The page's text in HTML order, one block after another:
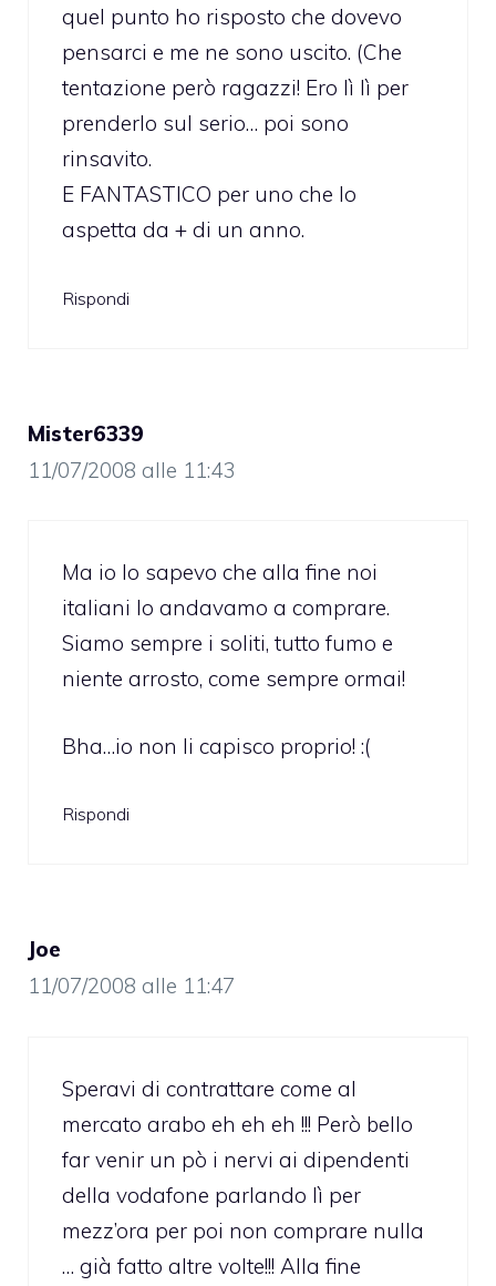
quel punto ho risposto che dovevo
pensarci e me ne sono uscito. (Che
tentazione però ragazzi! Ero lì lì per
prenderlo sul serio… poi sono
rinsavito.
E FANTASTICO per uno che lo
aspetta da + di un anno.
Rispondi
Mister6339
11/07/2008 alle 11:43
Ma io lo sapevo che alla fine noi
italiani lo andavamo a comprare.
Siamo sempre i soliti, tutto fumo e
niente arrosto, come sempre ormai!
Bha…io non li capisco proprio! :(
Rispondi
Joe
11/07/2008 alle 11:47
Speravi di contrattare come al
mercato arabo eh eh eh !!! Però bello
far venir un pò i nervi ai dipendenti
della vodafone parlando lì per
mezz’ora per poi non comprare nulla
… già fatto altre volte!!! Alla fine